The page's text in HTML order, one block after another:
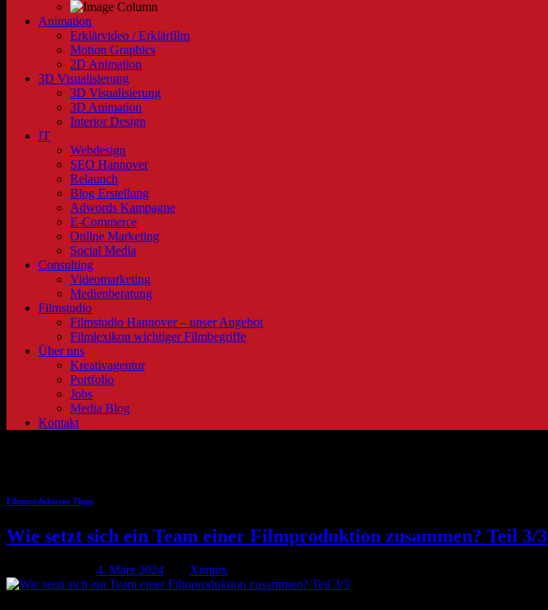
Animation
Erklärvideo / Erklärfilm
Motion Graphics
2D Animation
3D Visualisierung
3D Visualisierung
3D Animation
Interior Design
IT
Webdesign
SEO Hannover
Relaunch
Blog Erstellung
Adwords Kampagne
E-Commerce
Online Marketing
Social Media
Consulting
Videomarketing
Medienberatung
Filmstudio
Filmstudio Hannover – unser Angebot
Filmlexikon wichtiger Filmbegriffe
Über uns
Kreativagentur
Portfolio
Jobs
Media Blog
Kontakt
Filmproduktions Tipps
Wie setzt sich ein Team einer Filmproduktion zusammen? Teil 3/3
4. März 2024 Ximpix